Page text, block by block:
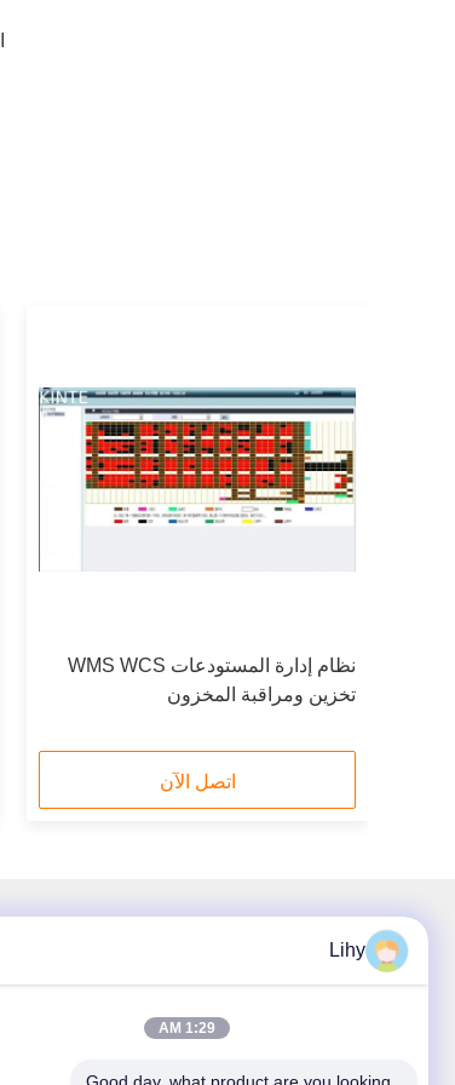
نظام إدارة المستودعات WMS WCS
تخزين ومراقبة المخزون
اتصل الآن
Lihy
1:29 AM